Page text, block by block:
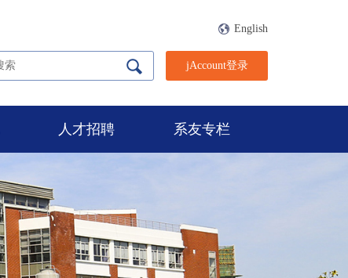
English
jAccount登录
人才招聘 系友专栏